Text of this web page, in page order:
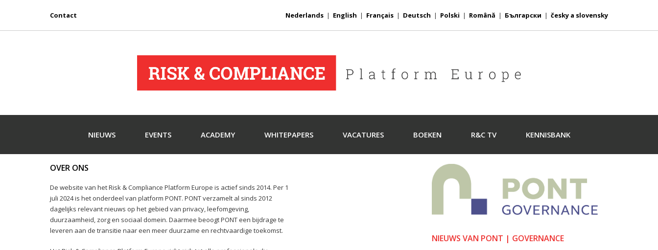
Contact Nederlands | English | Français | Deutsch | Polski | Română | Български | česky a slovensky
NIEUWS EVENTS ACADEMY WHITEPAPERS VACATURES BOEKEN R&C TV KENNISBANK
OVER ONS
De website van het Risk & Compliance Platform Europe is actief sinds 2014. Per 1
juli 2024 is het onderdeel van platform PONT. PONT verzamelt al sinds 2012
dagelijks relevant nieuws op het gebied van privacy, leefomgeving,
duurzaamheid, zorg en sociaal domein. Daarmee beoogt PONT een bijdrage te
leveren aan de transitie naar een meer duurzame en rechtvaardige toekomst.
NIEUWS VAN PONT | GOVERNANCE